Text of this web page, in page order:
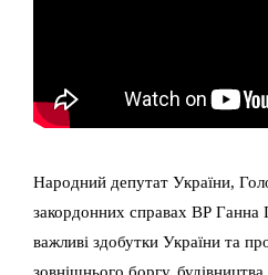
Народний депутат України,
закордонних справах ВР Ганна
важливі здобутки України та